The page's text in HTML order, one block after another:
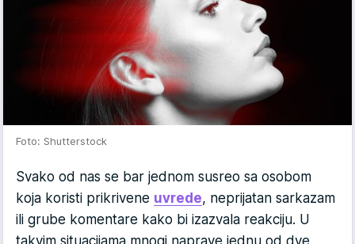
Foto: Shutterstock
Svako od nas se bar jednom susreo sa osobom
koja koristi prikrivene uvrede, neprijatan sarkazam
ili grube komentare kako bi izazvala reakciju. U
takvim situacijama mnogi naprave jednu od dve